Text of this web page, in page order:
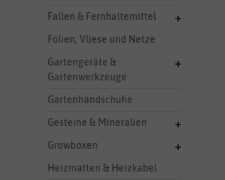
Fallen & Fernhaltemittel
Folien, Vliese und Netze
Gartengeräte &
Gartenwerkzeuge
Gartenhandschuhe
Gesteine & Mineralien
Growboxen
Heizmatten & Heizkabel